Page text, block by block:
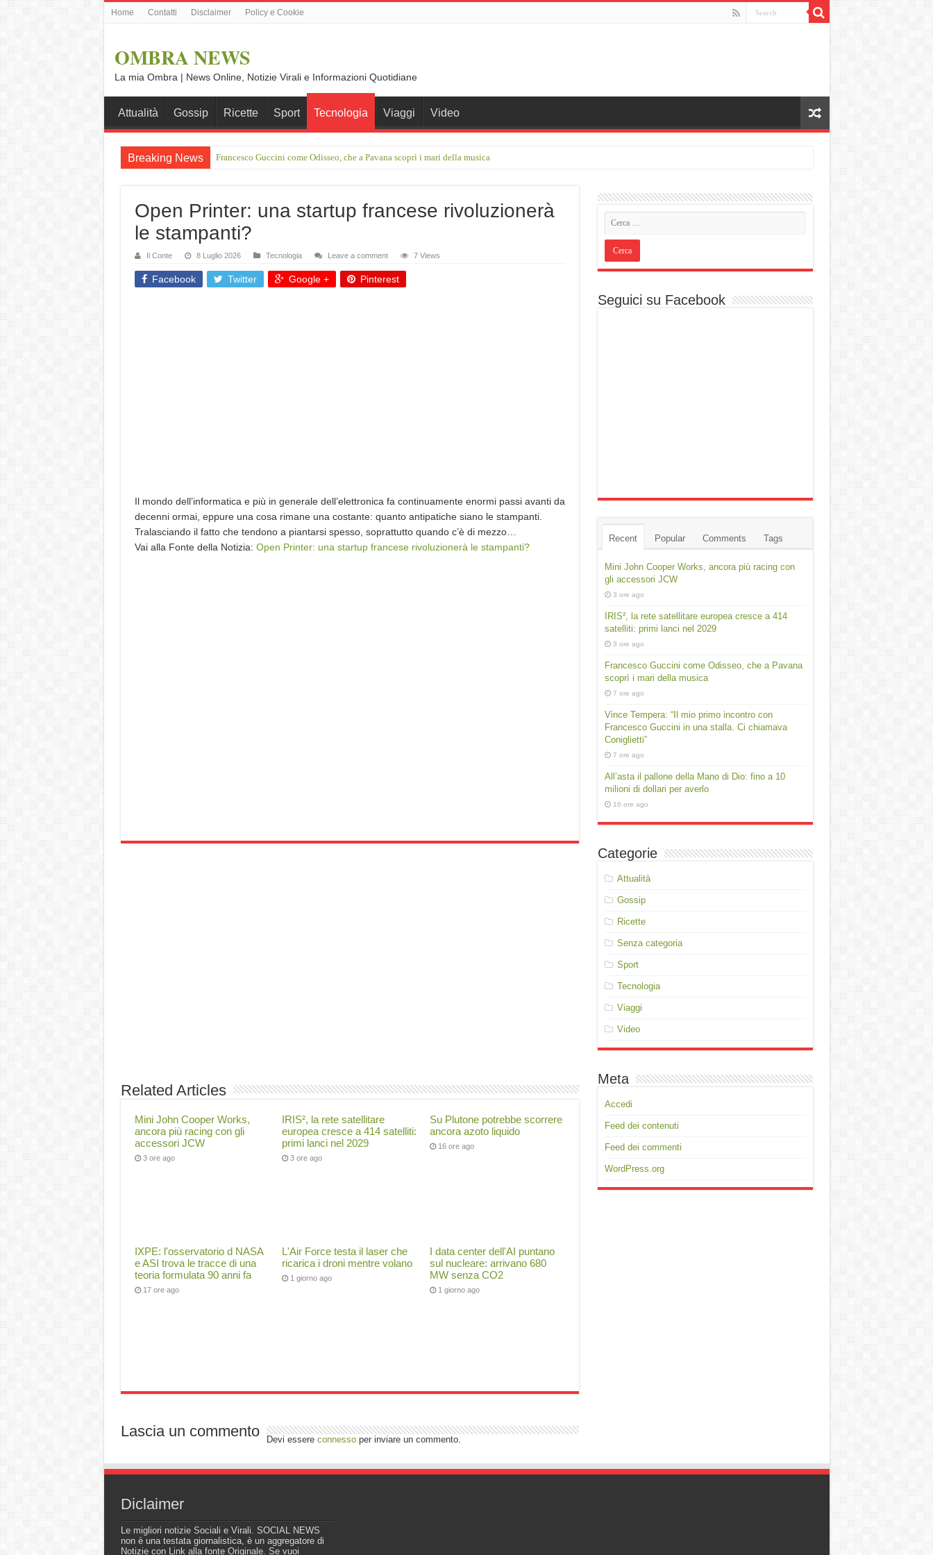
Home Contatti Disclaimer Policy e Cookie
OMBRA NEWS
La mia Ombra | News Online, Notizie Virali e Informazioni Quotidiane
Attualità Gossip Ricette Sport Tecnologia Viaggi Video
Breaking News Francesco Guccini come Odisseo, che a Pavana scoprì i mari della musica
Vince Tempera: “Il mio primo incontro con Francesco Guccini in una stalla. Ci chiamava Coniglietti”
Open Printer: una startup francese rivoluzionerà
le stampanti?
Il Conte 8 Luglio 2026 Tecnologia Leave a comment 7 Views
Facebook Twitter Google + Pinterest
Il mondo dell’informatica e più in generale dell’elettronica fa continuamente enormi passi avanti da
decenni ormai, eppure una cosa rimane una costante: quanto antipatiche siano le stampanti.
Tralasciando il fatto che tendono a piantarsi spesso, soprattutto quando c’è di mezzo…
Vai alla Fonte della Notizia: Open Printer: una startup francese rivoluzionerà le stampanti?
Related Articles
Mini John Cooper Works,
ancora più racing con gli
accessori JCW
3 ore ago
IRIS², la rete satellitare
europea cresce a 414 satelliti:
primi lanci nel 2029
3 ore ago
Su Plutone potrebbe scorrere
ancora azoto liquido
16 ore ago
IXPE: l'osservatorio d NASA
e ASI trova le tracce di una
teoria formulata 90 anni fa
17 ore ago
L'Air Force testa il laser che
ricarica i droni mentre volano
1 giorno ago
I data center dell'AI puntano
sul nucleare: arrivano 680
MW senza CO2
1 giorno ago
Lascia un commento Devi essere connessoper inviare un commento.
Seguici su Facebook
Recent Popular Comments Tags
Mini John Cooper Works, ancora più racing con
gli accessori JCW
3 ore ago
IRIS², la rete satellitare europea cresce a 414
satelliti: primi lanci nel 2029
3 ore ago
Francesco Guccini come Odisseo, che a Pavana
scoprì i mari della musica
7 ore ago
Vince Tempera: “Il mio primo incontro con
Francesco Guccini in una stalla. Ci chiamava
Coniglietti”
7 ore ago
All’asta il pallone della Mano di Dio: fino a 10
milioni di dollari per averlo
16 ore ago
Categorie
Attualità
Gossip
Ricette
Senza categoria
Sport
Tecnologia
Viaggi
Video
Meta
Accedi
Feed dei contenuti
Feed dei commenti
WordPress.org
Diclaimer
Le migliori notizie Sociali e Virali. SOCIAL NEWS
non è una testata giornalistica, è un aggregatore di
Notizie con Link alla fonte Originale. Se vuoi